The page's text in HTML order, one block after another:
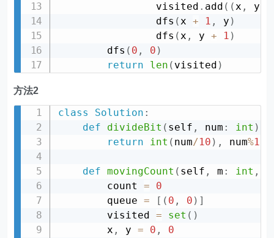
                visited
. add ( (x , y
                dfs
(x + 1 , y )
                dfs
(x , y + 1 )
        dfs
( 0 , 0 )
return
len ( visited )
方法2
class Solution :
def
divideBit ( self , num : int )
return
int ( num/10 ) , num%10
def movingCount ( self , m : int ,
        count
=
0
        queue
= [ ( 0 , 0 ) ]
        visited
= set ( )
        x
, y = 0 ,
0